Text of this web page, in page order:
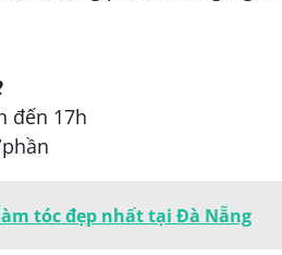
đến 17h
tóc đẹp nhất tại Đà Nẵng